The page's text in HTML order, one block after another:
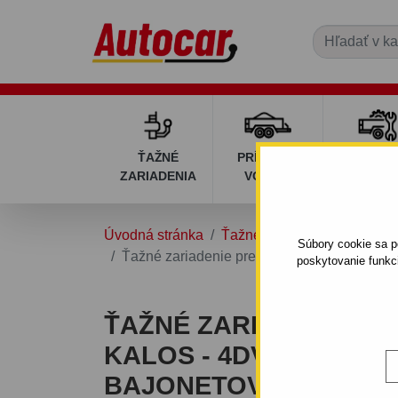
Súbory cookie sa
poskytovanie
ŤAŽNÉ
ZARIADENIA
PRÍVESNÉ
VOZÍKY
Úvodná stránka Ťažné zariadenia
Ťažné zariadenie pre Chevrolet KALOS -
ŤAŽNÉ ZARIADENIE
KALOS - 4DV. -
BAJONETOVÝ